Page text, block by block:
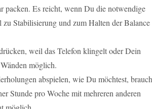
packen. Es reicht, wenn Du die notwendige
Stabilisierung und zum Halten der Balance
weil das Telefon klingelt oder Dein
möglich.
abspielen, wie Du möchtest,
Stunde pro Woche mit mehreren anderen